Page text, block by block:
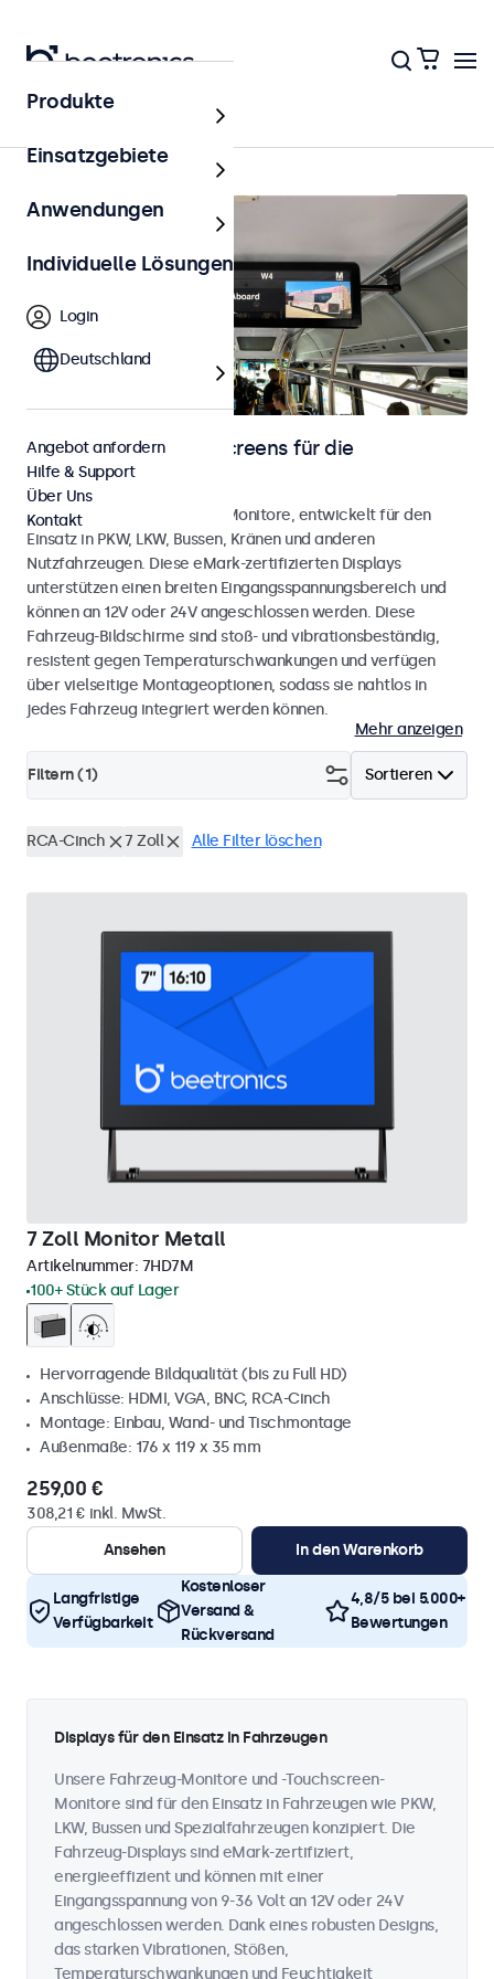
Startseite
Monitore und Touchscreens für die
Fahrzeugintegration
Monitore und Touchscreen-Monitore, entwickelt für den
Einsatz in PKW, LKW, Bussen, Kränen und anderen
Nutzfahrzeugen. Diese eMark-zertifizierten Displays
unterstützen einen breiten Eingangsspannungsbereich und
können an 12V oder 24V angeschlossen werden. Diese
Fahrzeug-Bildschirme sind stoß- und vibrationsbeständig,
resistent gegen Temperaturschwankungen und verfügen
über vielseitige Montageoptionen, sodass sie nahtlos in
jedes Fahrzeug integriert werden können.
Mehr anzeigen
Sortieren
Filtern (1)
RCA-Cinch 7 Zoll Alle Filter löschen
7 Zoll Monitor Metall
Artikelnummer: 7HD7M
100+ Stück auf Lager
Hervorragende Bildqualität (bis zu Full HD)
Anschlüsse: HDMI, VGA, BNC, RCA-Cinch
Montage: Einbau, Wand- und Tischmontage
Außenmaße: 176 x 119 x 35 mm
259,00 €
308,21 € inkl. MwSt.
Ansehen
In den Warenkorb
Langfristige
Verfügbarkeit
Kostenloser
Versand &
Rückversand
4,8/5 bei 5.000+
Bewertungen
Displays für den Einsatz in Fahrzeugen
Unsere Fahrzeug-Monitore und -Touchscreen-
Monitore sind für den Einsatz in Fahrzeugen wie PKW,
LKW, Bussen und Spezialfahrzeugen konzipiert. Die
Fahrzeug-Displays sind eMark-zertifiziert,
energieeffizient und können mit einer
Eingangsspannung von 9-36 Volt an 12V oder 24V
angeschlossen werden. Dank eines robusten Designs,
das starken Vibrationen, Stößen,
Temperaturschwankungen und Feuchtigkeit
Produkte
Einsatzgebiete
Anwendungen
Individuelle Lösungen
Login
Deutschland
Angebot anfordern
Hilfe & Support
Über Uns
Kontakt